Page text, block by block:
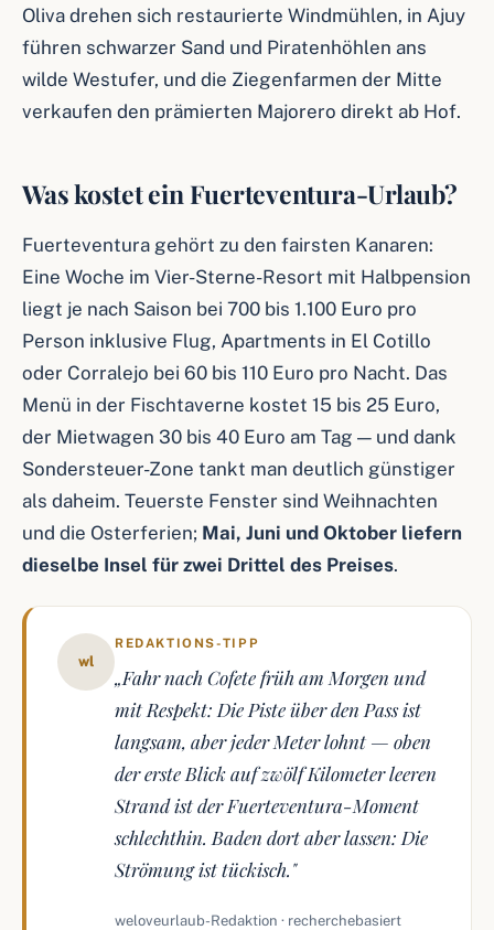
Oliva drehen sich restaurierte Windmühlen, in Ajuy
führen schwarzer Sand und Piratenhöhlen ans
wilde Westufer, und die Ziegenfarmen der Mitte
verkaufen den prämierten Majorero direkt ab Hof.
Was kostet ein Fuerteventura-Urlaub?
Fuerteventura gehört zu den fairsten Kanaren:
Eine Woche im Vier-Sterne-Resort mit Halbpension
liegt je nach Saison bei 700 bis 1.100 Euro pro
Person inklusive Flug, Apartments in El Cotillo
oder Corralejo bei 60 bis 110 Euro pro Nacht. Das
Menü in der Fischtaverne kostet 15 bis 25 Euro,
der Mietwagen 30 bis 40 Euro am Tag — und dank
Sondersteuer-Zone tankt man deutlich günstiger
als daheim. Teuerste Fenster sind Weihnachten
und die Osterferien; Mai, Juni und Oktober liefern
dieselbe Insel für zwei Drittel des Preises.
wl
REDAKTIONS-TIPP
„Fahr nach Cofete früh am Morgen und
mit Respekt: Die Piste über den Pass ist
langsam, aber jeder Meter lohnt — oben
der erste Blick auf zwölf Kilometer leeren
Strand ist der Fuerteventura-Moment
schlechthin. Baden dort aber lassen: Die
Strömung ist tückisch."
weloveurlaub-Redaktion · recherchebasiert